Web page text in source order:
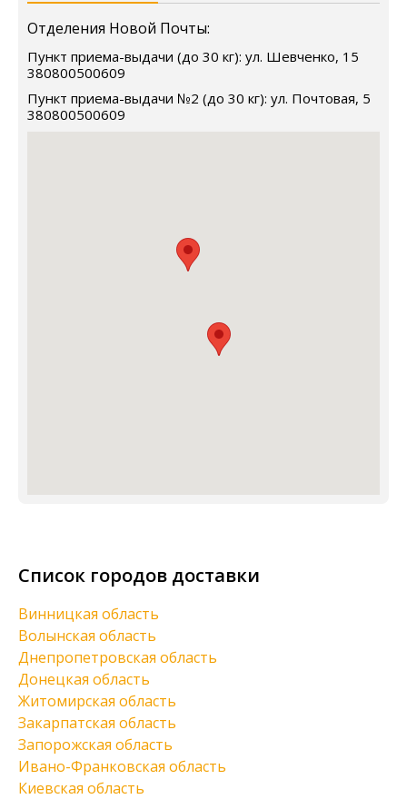
Отделения Новой Почты:
Пункт приема-выдачи (до 30 кг): ул. Шевченко, 15
380800500609
Пункт приема-выдачи №2 (до 30 кг): ул. Почтовая, 5
380800500609
Список городов доставки
Винницкая область
Волынская область
Днепропетровская область
Донецкая область
Житомирская область
Закарпатская область
Запорожская область
Ивано-Франковская область
Киевская область